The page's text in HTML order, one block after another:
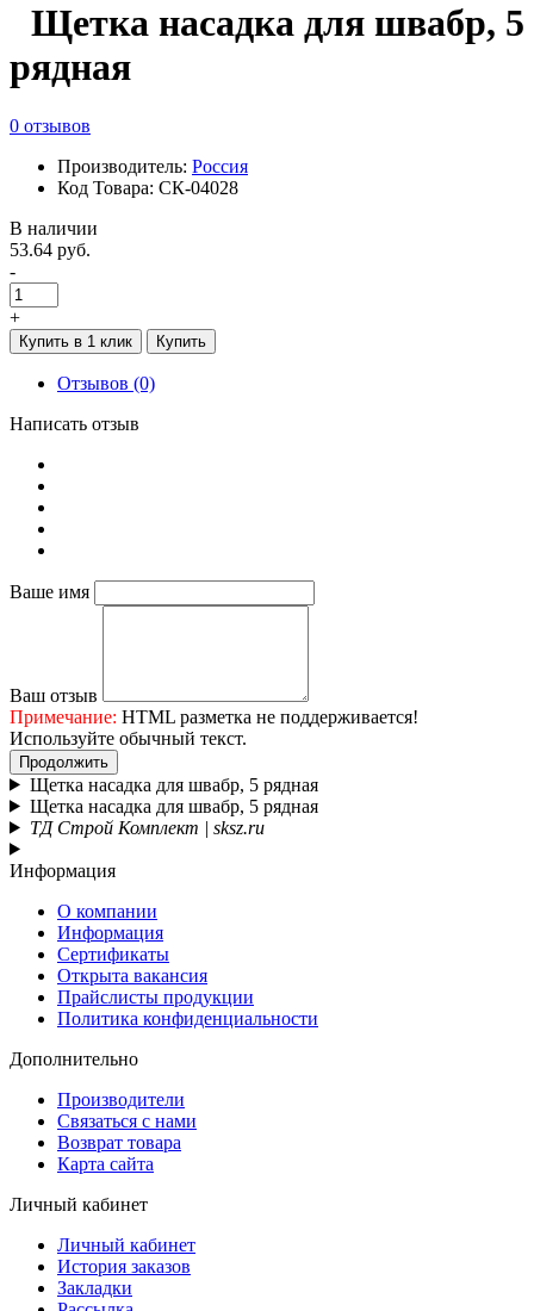
Щетка насадка для швабр, 5
рядная
0 отзывов
Производитель: Россия
Код Товара: СК-04028
В наличии
53.64 руб.
-
+
Купить в 1 клик Купить
Отзывов (0)
Написать отзыв
Ваше имя
Ваш отзыв
Примечание: HTML разметка не поддерживается!
Используйте обычный текст.
Продолжить
Щетка насадка для швабр, 5 рядная
Щетка насадка для швабр, 5 рядная
ТД Строй Комплект | sksz.ru
Информация
О компании
Информация
Сертификаты
Открыта вакансия
Прайслисты продукции
Политика конфиденциальности
Дополнительно
Производители
Связаться с нами
Возврат товара
Карта сайта
Личный кабинет
Личный кабинет
История заказов
Закладки